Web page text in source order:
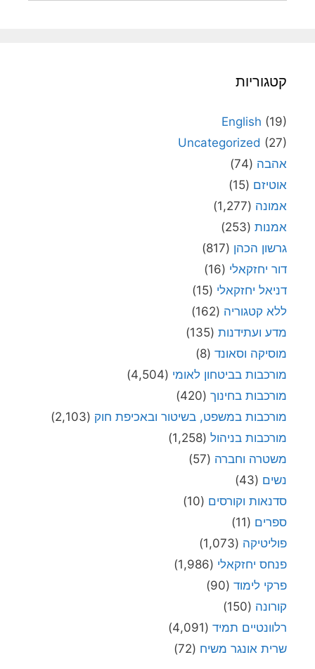
קטגוריות
English (19)
Uncategorized (27)
אהבה (74)
אוטיזם (15)
אמונה (1,277)
אמנות (253)
גרשון הכהן (817)
דור יחזקאלי (16)
דניאל יחזקאלי (15)
ללא קטגוריה (162)
מדע ועתידנות (135)
מוסיקה וסאונד (8)
מורכבות בביטחון לאומי (4,504)
מורכבות בחינוך (420)
מורכבות במשפט, בשיטור ובאכיפת חוק (2,103)
מורכבות בניהול (1,258)
משטרה וחברה (57)
נשים (43)
סדנאות וקורסים (10)
ספרים (11)
פוליטיקה (1,073)
פנחס יחזקאלי (1,986)
פרקי לימוד (90)
קורונה (150)
רלוונטיים תמיד (4,091)
שרית אונגר משיח (72)